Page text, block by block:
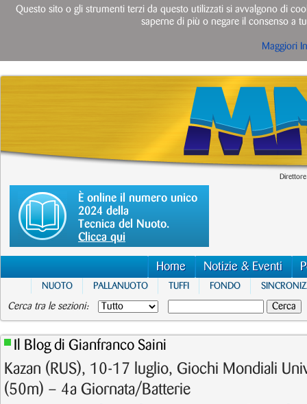
È online il numero unico
2024 della
Tecnica del Nuoto.
Clicca qui
Home Notizie & Eventi
NUOTO PALLANUOTO TUFFI FONDO
Cerca tra le sezioni:
Il Blog di Gianfranco Saini
Kazan (RUS), 10-17 luglio, Giochi Mondiali
(50m) – 4a Giornata/Batterie
Questo sito o gli strumenti terzi da questo utilizzati si avvalgono di
saperne di più o negare il consenso a
Maggiori